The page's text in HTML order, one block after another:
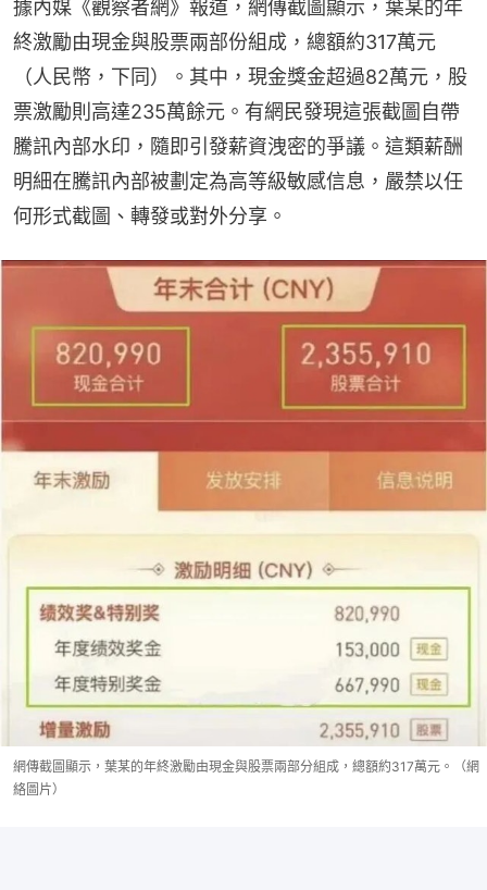
據內媒《觀察者網》報道，網傳截圖顯示，葉某的年
終激勵由現金與股票兩部份組成，總額約317萬元
（人民幣，下同）。其中，現金獎金超過82萬元，股
票激勵則高達235萬餘元。有網民發現這張截圖自帶
騰訊內部水印，隨即引發薪資洩密的爭議。這類薪酬
明細在騰訊內部被劃定為高等級敏感信息，嚴禁以任
何形式截圖、轉發或對外分享。
網傳截圖顯示，葉某的年終激勵由現金與股票兩部分組成，總額約317萬元。（網
絡圖片）